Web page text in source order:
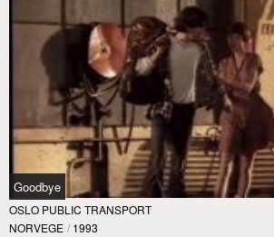
Goodbye
OSLO PUBLIC TRANSPORT
NORVEGE / 1993